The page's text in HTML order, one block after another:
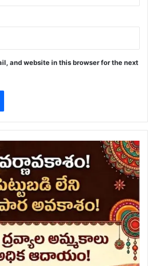
and website in this browser for the next